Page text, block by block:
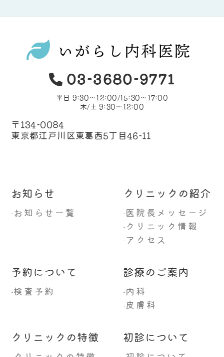
03-3680-9771
平日 9:30～12:00/15:30〜17:00
木/土 9:30～12:00
〒134-0084
東京都江戸川区東葛西5丁目46-11
お知らせ
- お知らせ一覧
クリニックの紹介
- 医院長メッセージ
- クリニック情報
- アクセス
予約について
-検査予約
診療のご案内
- 内科
- 皮膚科
クリニックの特徴 初診について